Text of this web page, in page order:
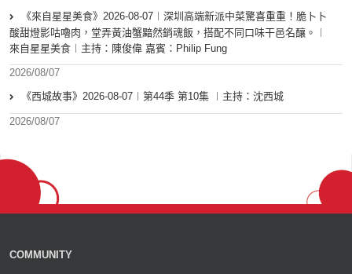
《來自星星美食》2026-08-07︱深圳高端新派中菜驚喜重重！脆卜卜
酸甜燈影咕嚕肉，堂弄黃油蟹黯然銷魂飯，搭配不同口味干邑名釀。︱
來自星星美食︱主持：陳俊偉 嘉賓：Philip Fung
2026/08/07
《西城故事》2026-08-07︱第44季 第10集 ︱主持：沈西城
2026/08/07
COMMUNITY